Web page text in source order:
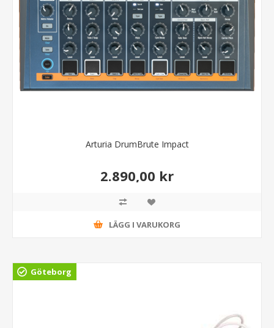
Arturia DrumBrute Impact
2.890,00 kr
LÄGG I VARUKORG
Göteborg